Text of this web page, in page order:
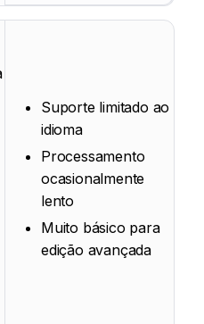
Suporte limitado ao
idioma
Processamento
ocasionalmente
lento
Muito básico para
edição avançada